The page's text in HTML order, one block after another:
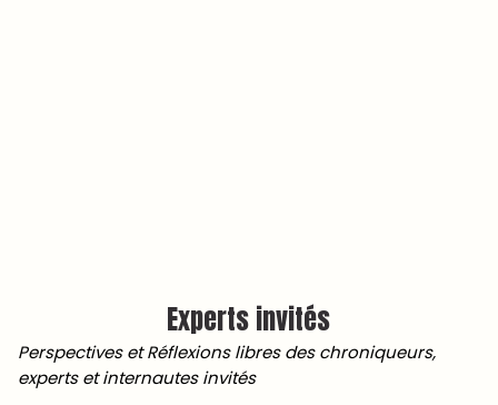
Experts invités
Perspectives et Réflexions libres des chroniqueurs,
experts et internautes invités